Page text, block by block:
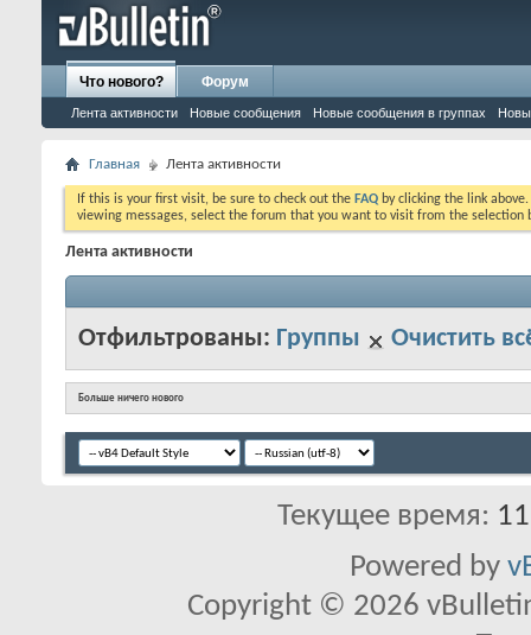
Что нового?
Лента активности Новые сообщения Новые сообщения в группах
Форум
Главная Лента активности
If this is your first visit, be sure to check out the FAQ by clicking the link
viewing messages, select the forum that you want to visit from the selection
Лента активности
Отфильтрованы: Группы Очистить
Больше ничего нового
Текущее время:
Powered by
Copyright © 2026